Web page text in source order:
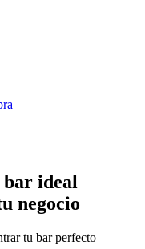
bar ideal
negocio
tu bar perfecto